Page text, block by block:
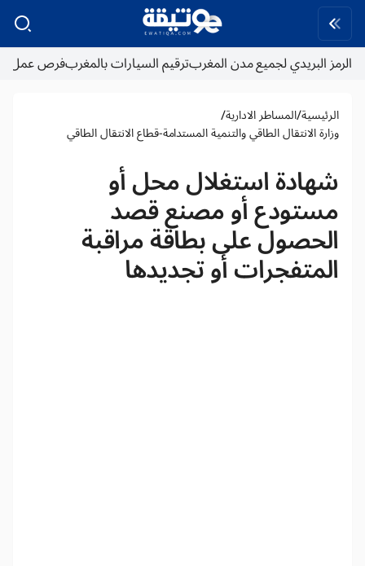
الرمز البريدي لجميع مدن المغربترقيم السيارات بالمغربفرص عمل
الرئيسية/المساطر الادارية/
وزارة الانتقال الطاقي والتنمية المستدامة-قطاع الانتقال الطاقي
شهادة استغلال محل أو
مستودع أو مصنع قصد
الحصول على بطاقة مراقبة
المتفجرات أو تجديدها